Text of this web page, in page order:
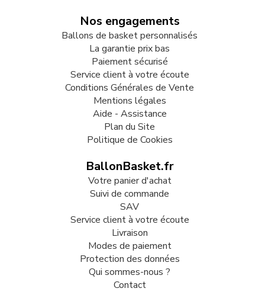
Nos engagements
Ballons de basket personnalisés
La garantie prix bas
Paiement sécurisé
Service client à votre écoute
Conditions Générales de Vente
Mentions légales
Aide - Assistance
Plan du Site
Politique de Cookies
BallonBasket.fr
Votre panier d'achat
Suivi de commande
SAV
Service client à votre écoute
Livraison
Modes de paiement
Protection des données
Qui sommes-nous ?
Contact